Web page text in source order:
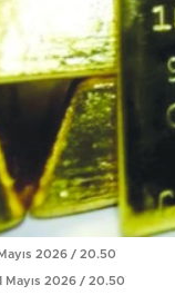
2026 / 20.50
Mayıs 2026 / 20.50